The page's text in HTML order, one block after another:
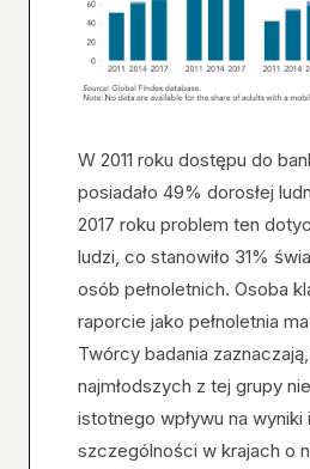
W 2011 roku dostępu do
posiadało 49% dorosłej
2017 roku problem ten
ludzi, co stanowiło 31%
osób pełnoletnich. Osoba
raporcie jako pełnoletnia
Twórcy badania
najmłodszych z tej grupy
istotnego wpływu na wyniki
szczególności w krajach o